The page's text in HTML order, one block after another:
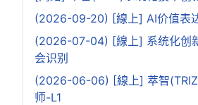
(2026-09-20) [線上] AI价值表
(2026-07-04) [線上] 系统化创
会识别
(2026-06-06) [線上] 萃智
师-L1